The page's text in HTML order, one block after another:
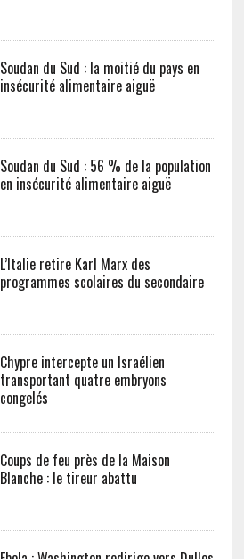
Soudan du Sud : la moitié du pays en
insécurité alimentaire aiguë
Soudan du Sud : 56 % de la population
en insécurité alimentaire aiguë
L’Italie retire Karl Marx des
programmes scolaires du secondaire
Chypre intercepte un Israélien
transportant quatre embryons
congelés
Coups de feu près de la Maison
Blanche : le tireur abattu